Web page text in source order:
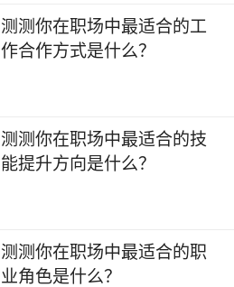
测测你在职场中最适合的工
作合作方式是什么？
测测你在职场中最适合的技
能提升方向是什么？
测测你在职场中最适合的职
业角色是什么？